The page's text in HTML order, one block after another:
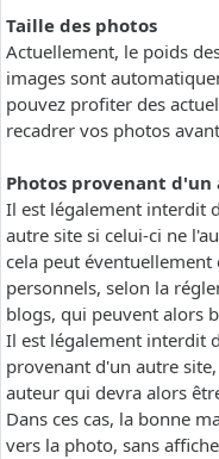
Taille des photos
Actuellement, le poids
images sont
pouvez profiter des
recadrer vos photos
Photos provenant
Il est légalement interdit
autre site si celui-ci ne
cela peut
personnels, selon la
blogs, qui peuvent alors
Il est légalement interdit
provenant d'un autre
auteur qui devra alors
Dans ces cas, la bonne
vers la photo, sans